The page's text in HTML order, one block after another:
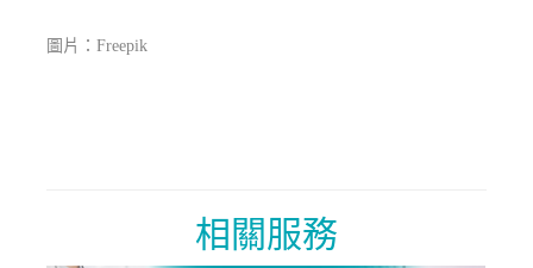
圖片：Freepik
相關服務